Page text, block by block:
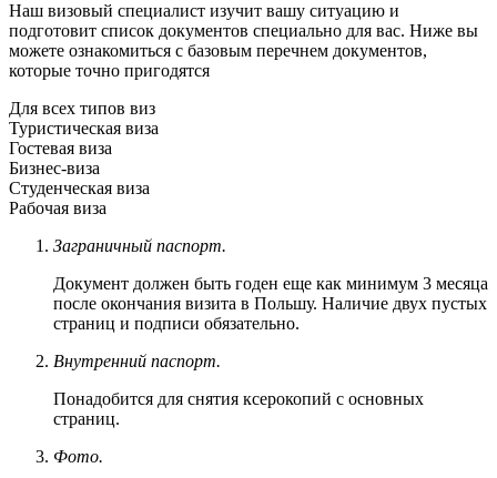
Наш визовый специалист изучит вашу ситуацию и
подготовит список документов специально для вас. Ниже вы
можете ознакомиться с базовым перечнем документов,
которые точно пригодятся
Для всех типов виз
Туристическая виза
Гостевая виза
Бизнес-виза
Студенческая виза
Рабочая виза
Заграничный паспорт.
Документ должен быть годен еще как минимум 3 месяца
после окончания визита в Польшу. Наличие двух пустых
страниц и подписи обязательно.
Внутренний паспорт.
Понадобится для снятия ксерокопий с основных
страниц.
Фото.